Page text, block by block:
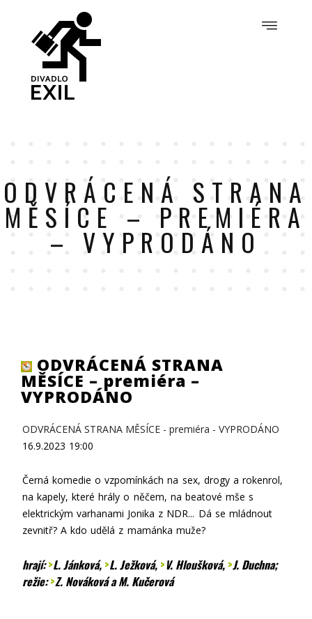
ODVRÁCENÁ STRANA
MĚSÍCE – PREMIÉRA
– VYPRODÁNO
ODVRÁCENÁ STRANA
MĚSÍCE – premiéra –
VYPRODÁNO
ODVRÁCENÁ STRANA MĚSÍCE - premiéra - VYPRODÁNO
16.9.2023 19:00
Černá komedie o vzpomínkách na sex, drogy a rokenrol,
na kapely, které hrály o něčem, na beatové mše s
elektrickým varhanami Jonika z NDR... Dá se mládnout
zevnitř? A kdo udělá z mamánka muže?
hrají:>L. Jánková, >L. Ježková, >V. Hloušková, >J. Duchna;
režie:>Z. Novákováa M. Kučerová